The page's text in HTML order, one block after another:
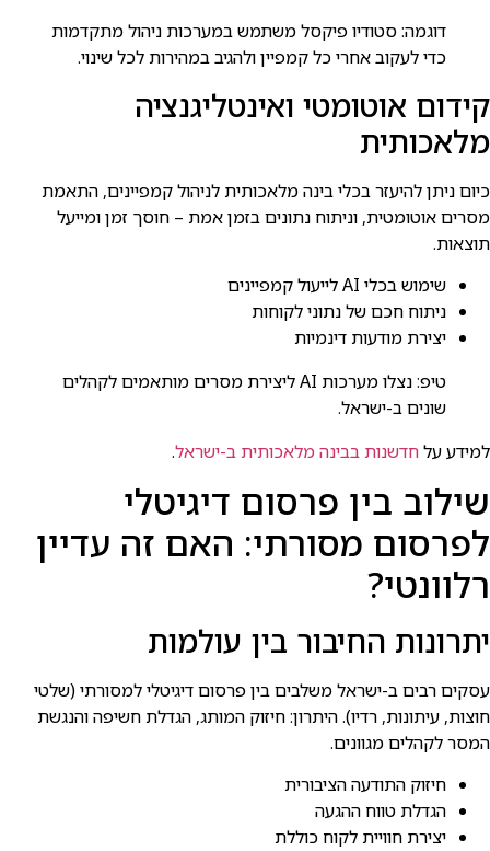
דוגמה: סטודיו פיקסל משתמש במערכות ניהול מתקדמות
כדי לעקוב אחרי כל קמפיין ולהגיב במהירות לכל שינוי.
קידום אוטומטי ואינטליגנציה
מלאכותית
כיום ניתן להיעזר בכלי בינה מלאכותית לניהול קמפיינים, התאמת
מסרים אוטומטית, וניתוח נתונים בזמן אמת – חוסך זמן ומייעל
תוצאות.
שימוש בכלי AI לייעול קמפיינים
ניתוח חכם של נתוני לקוחות
יצירת מודעות דינמיות
טיפ: נצלו מערכות AI ליצירת מסרים מותאמים לקהלים
שונים ב-ישראל.
למידע עלחדשנות בבינה מלאכותית ב-ישראל.
שילוב בין פרסום דיגיטלי
לפרסום מסורתי: האם זה עדיין
רלוונטי?
יתרונות החיבור בין עולמות
עסקים רבים ב-ישראל משלבים בין פרסום דיגיטלי למסורתי (שלטי
חוצות, עיתונות, רדיו). היתרון: חיזוק המותג, הגדלת חשיפה והנגשת
המסר לקהלים מגוונים.
חיזוק התודעה הציבורית
הגדלת טווח ההגעה
יצירת חוויית לקוח כוללת